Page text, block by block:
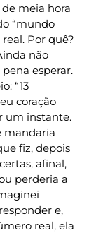
meia hora
“mundo
Por quê?
não
esperar.
“13
coração
um instante.
mandaria
fiz, depois
afinal,
perderia a
e,
real, ela